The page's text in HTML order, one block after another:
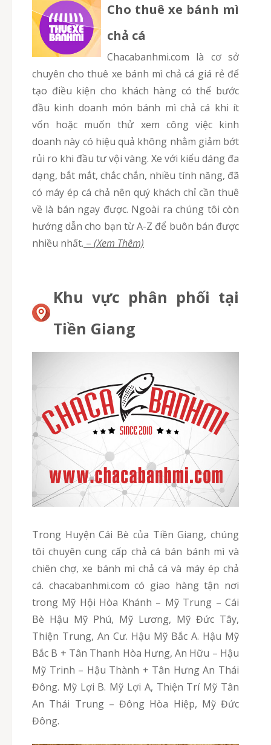
Cho thuê xe bánh mì
chả cá
chacabanhmi.com là cơ sở
chuyên cho thuê xe bánh mì chả cá giá rẻ để
tạo điều kiện cho khách hàng có thể bước
đầu kinh doanh món bánh mì chả cá khi ít
vốn hoặc muốn thử xem công việc kinh
doanh này có hiệu quả không nhằm giảm bớt
rủi ro khi đầu tư vội vàng. Xe với kiểu dáng đa
dạng, bắt mắt, chắc chắn, nhiều tính năng, đã
có máy ép cá chả nên quý khách chỉ cần thuê
về là bán ngay được. Ngoài ra chúng tôi còn
hướng dẫn cho bạn từ A-Z để buôn bán được
nhiều nhất. – (Xem Thêm)
Khu vực phân phối tại
Tiền Giang
Trong Huyện Cái Bè của Tiền Giang, chúng
tôi chuyên cung cấp chả cá bán bánh mì và
chiên chợ, xe bánh mì chả cá và máy ép chả
cá. chacabanhmi.com có giao hàng tận nơi
trong Mỹ Hội Hòa Khánh – Mỹ Trung – Cái
Bè Hậu Mỹ Phú, Mỹ Lương, Mỹ Đức Tây,
Thiện Trung, An Cư. Hậu Mỹ Bắc A. Hậu Mỹ
Bắc B + Tân Thanh Hòa Hưng, An Hữu – Hậu
Mỹ Trinh – Hậu Thành + Tân Hưng An Thái
Đông. Mỹ Lợi B. Mỹ Lợi A, Thiện Trí Mỹ Tân
An Thái Trung – Đông Hòa Hiệp, Mỹ Đức
Đông.